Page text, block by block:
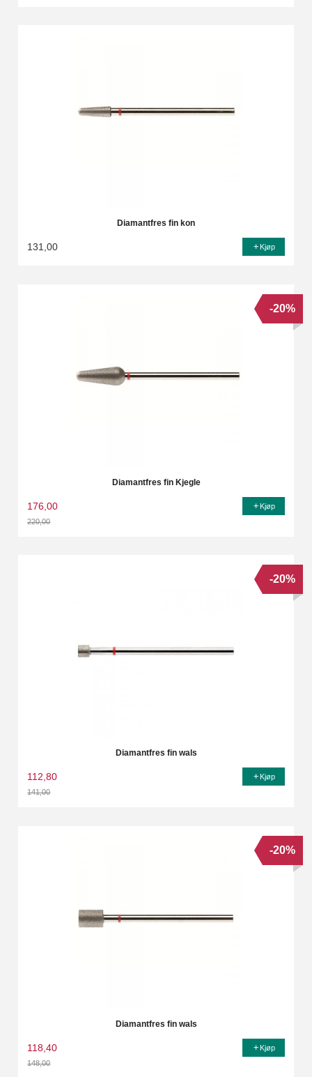
Diamantfres fin kon
131,00 Kjøp
Diamantfres fin Kjegle
176,00
220,00
-20%
Kjøp
Diamantfres fin wals
112,80
141,00
-20%
Kjøp
Diamantfres fin wals
118,40
148,00
-20%
Kjøp